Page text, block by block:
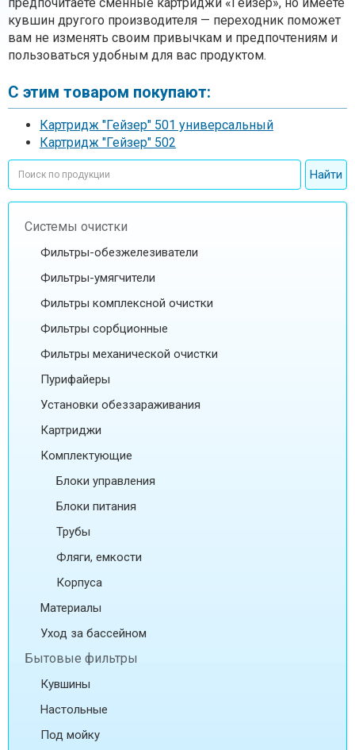
кувшин другого производителя — переходник поможет
вам не изменять своим привычкам и предпочтениям и
пользоваться удобным для вас продуктом.
С этим товаром покупают:
Картридж "Гейзер" 501 универсальный
Картридж "Гейзер" 502
Системы очистки
Фильтры-обезжелезиватели
Фильтры-умягчители
Фильтры комплексной очистки
Фильтры сорбционные
Фильтры механической очистки
Пурифайеры
Установки обеззараживания
Картриджи
Комплектующие
Блоки управления
Блоки питания
Трубы
Фляги, емкости
Корпуса
Материалы
Уход за бассейном
Бытовые фильтры
Кувшины
Настольные
Под мойку